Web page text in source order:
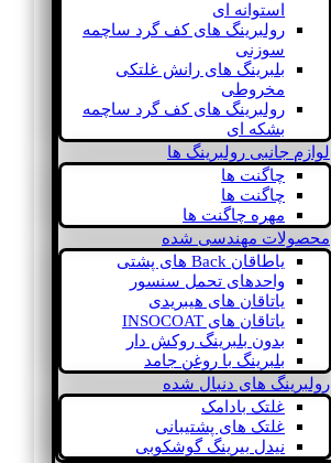
استوانه ای
رولبرینگ های کف گرد ساچمه
سوزنی
بلبرینگ های رانش غلتکی
مخروطی
رولبرینگ های کف گرد ساچمه
بشکه ای
لوازم جانبی رولبرینگ ها
چاگنت ها
چاگنت ها
مهره چاگنت ها
محصولات مهندسی شده
یاطاقان Back های پشتی
واحدهای تحمل سنسور
یاتاقان های هیبریدی
یاتاقان های INSOCOAT
بدون بلبرینگ روکش دار
بلبرینگ با روغن جامد
رولبرینگ های دنبال شده
غلتک بادامک
غلتک های پشتیبانی
نیدل بیرینگ گوشکوبی